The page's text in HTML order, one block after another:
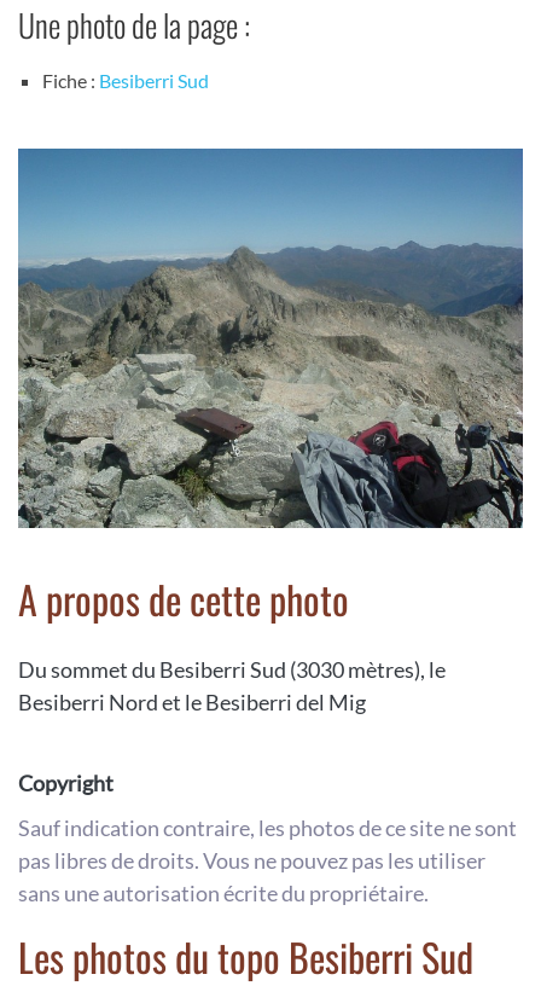
Une photo de la page :
Fiche : Besiberri Sud
A propos de cette photo
Du sommet du Besiberri Sud (3030 mètres), le
Besiberri Nord et le Besiberri del Mig
Copyright
Sauf indication contraire, les photos de ce site ne sont
pas libres de droits. Vous ne pouvez pas les utiliser
sans une autorisation écrite du propriétaire.
Les photos du topo Besiberri Sud